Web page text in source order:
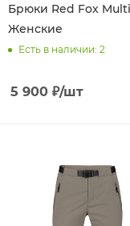
Брюки Red Fox
Женские
Есть в наличии: 2
5 900₽/шт